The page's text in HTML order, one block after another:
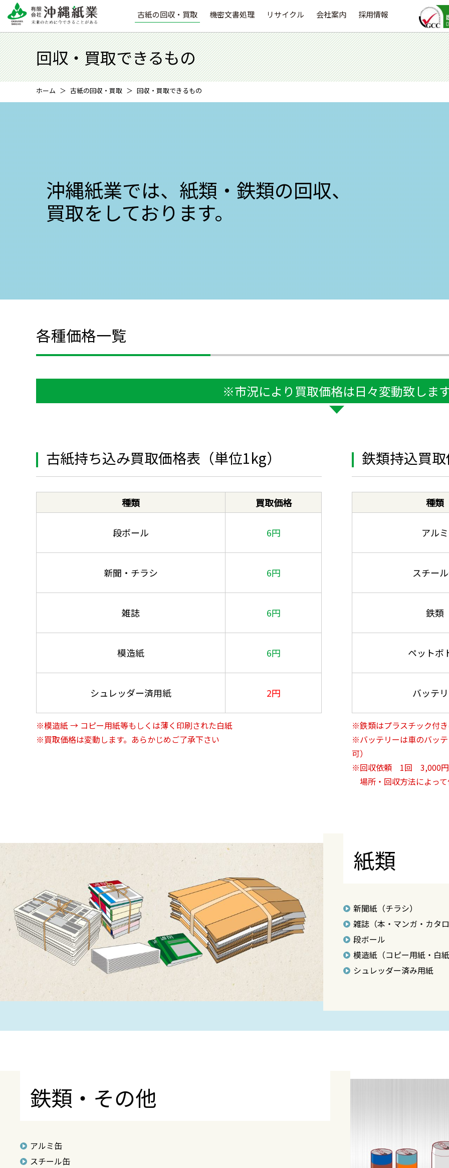
古紙の回収・買取 機密文書処理 リサイクル 会社案内 採用情報
回収・買取できるもの
ホーム 古紙の回収・買取 回収・買取できるもの
沖縄紙業では、紙類・鉄類の回収、
買取をしております。
各種価格一覧
※市況により買取価格は日々変動致しま
古紙持ち込み買取価格表（単位1kg）
種類 買取価格
段ボール 6円
新聞・チラシ 6円
雑誌 6円
模造紙 6円
シュレッダー済用紙 2円
※模造紙 → コピー用紙等もしくは薄く印刷された白紙
※買取価格は変動します。あらかじめご了承下さい
鉄類持込買
種類
アルミ
スチー
鉄類
ペットボ
バッテ
※鉄類はプラスチック付
※バッテリーは車のバッ
可）
※回収依頼 1回 3,000
場所・回収方法によっ
紙類
新聞紙（チラシ）
雑誌（本・マンガ・カタ
段ボール
模造紙（コピー用紙・白
シュレッダー済み用紙
鉄類・その他
アルミ缶
スチール缶